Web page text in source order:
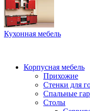
Кухонная мебель
Корпусная мебель
Прихожие
Стенки для
Спальные
Столы